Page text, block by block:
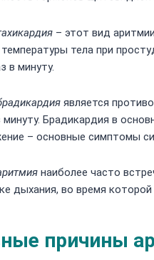
– этот вид
тела при
в минуту.
является
минуту. Брадикардия в
– основные симптомы
наиболее часто
дыхания, во время которой
причины